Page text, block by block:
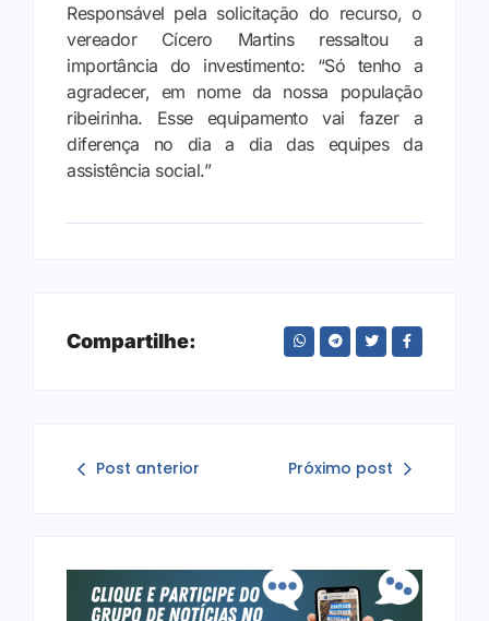
Responsável pela solicitação do recurso, o
vereador Cícero Martins ressaltou a
importância do investimento: “Só tenho a
agradecer, em nome da nossa população
ribeirinha. Esse equipamento vai fazer a
diferença no dia a dia das equipes da
assistência social.”
Compartilhe:
Post anterior Próximo post